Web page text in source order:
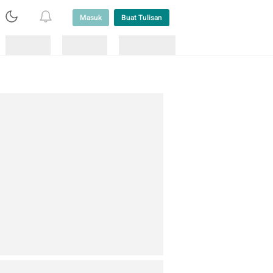
Masuk Buat Tulisan